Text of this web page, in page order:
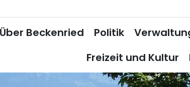
Über Beckenried Politik
Freizeit und Kultur